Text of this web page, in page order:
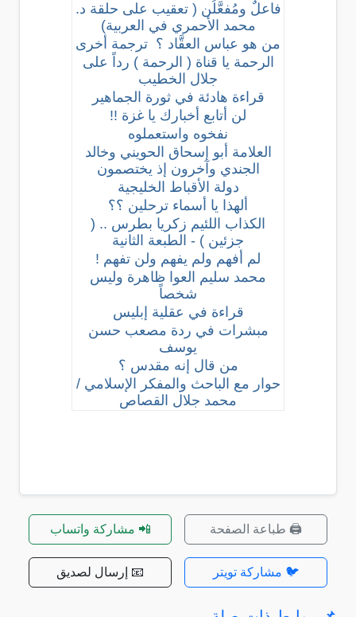
فاعلٌ ومُفعَّلُن ( تعقيب على حلقة د.
محمد الأحمري في العربية)
من هو عباس العقَّاد ؟ ترجمة أخرى
الرحمة يا قناة ( الرحمة ) رداً على
جلال الخطيب
قراءة هادئة في ثورة الجماهير
لن أتابع أخبارك يا غزة !!
نفخوه واستعملوه
العلامة أبو إسحاق الحويني وخالد
الجندي وآخرون إذ يختصمون
دولة الأقباط الخليجية
ألهذا يا أسماء ترحلين ؟؟
الكذاب اللئيم زكريا بطرس .. (
جزئين ) - الطبعة الثانية
لم أفهم ولم يفهم ولن تفهم !
محمد سليم العوا ظاهرة وليس
شخصاً
قراءة في عقلية إبليس
مبشرات في ردة مصعب حسن
يوسف
من قال إنه مقدس ؟
حوار مع الباحث والمفكر الإسلامي /
محمد جلال القصاص
🖨️ طباعة الصفحة 📲 مشاركة واتساب
🐦 مشاركة تويتر 📧 إرسال لصديق